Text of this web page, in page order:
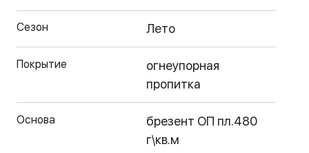
Сезон Лето
Покрытие
огнеупорная
пропитка
Основа
брезент ОП пл.480
г\кв.м